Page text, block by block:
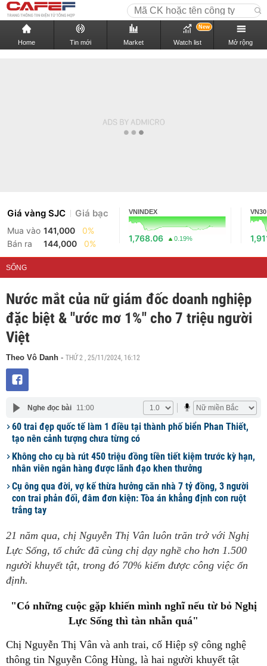
Home Tin mới Market Watch list
New
Mở rộng
Giá vàng SJC Giá bạc
Mua vào 141,000
0%
Bán ra
144,000 0%
VNINDEX
1,768.06 0.19%
VN30
SỐNG
Nước mắt của nữ giám đốc doanh nghiệp
đặc biệt & "ước mơ 1%" cho 7 triệu người
Việt
Theo Vô Danh - THỨ 2 , 25/11/2024, 16:12
Nghe đọc bài 11:00
60 trai đẹp quốc tế làm 1 điều tại thành phố biển Phan Thiết,
tạo nên cảnh tượng chưa từng có
Không cho cụ bà rút 450 triệu đồng tiền tiết kiệm trước kỳ hạn,
nhân viên ngân hàng được lãnh đạo khen thưởng
Cụ ông qua đời, vợ kế thừa hưởng căn nhà 7 tỷ đồng, 3 người
con trai phản đối, đâm đơn kiện: Tòa án khẳng định con ruột
trắng tay
21 năm qua, chị Nguyễn Thị Vân luôn trăn trở với Nghị
Lực Sống, tổ chức đã cùng chị dạy nghề cho hơn 1.500
người khuyết tật, trong đó 70% kiếm được công việc ổn
định.
"Có những cuộc gặp khiến mình nghĩ nếu từ bỏ Nghị
Lực Sống thì tàn nhẫn quá"
Chị Nguyễn Thị Vân và anh trai, cố Hiệp sỹ công nghệ
thông tin Nguyễn Công Hùng, là hai người khuyết tật